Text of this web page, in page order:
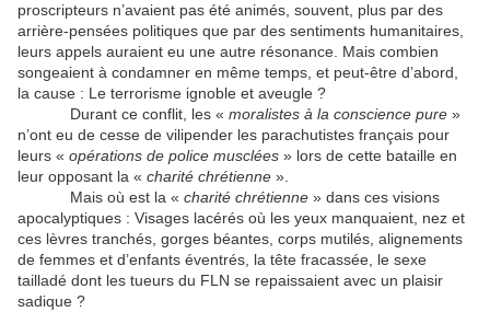
proscripteurs n’avaient pas été animés, souvent, plus par des
arrière-pensées politiques que par des sentiments humanitaires,
leurs appels auraient eu une autre résonance. Mais combien
songeaient à condamner en même temps, et peut-être d’abord,
la cause : Le terrorisme ignoble et aveugle ?
Durant ce conflit, les « moralistes à la conscience pure »
n’ont eu de cesse de vilipender les parachutistes français pour
leurs « opérations de police musclées » lors de cette bataille en
leur opposant la « charité chrétienne ».
Mais où est la « charité chrétienne » dans ces visions
apocalyptiques : Visages lacérés où les yeux manquaient, nez et
ces lèvres tranchés, gorges béantes, corps mutilés, alignements
de femmes et d’enfants éventrés, la tête fracassée, le sexe
tailladé dont les tueurs du FLN se repaissaient avec un plaisir
sadique ?